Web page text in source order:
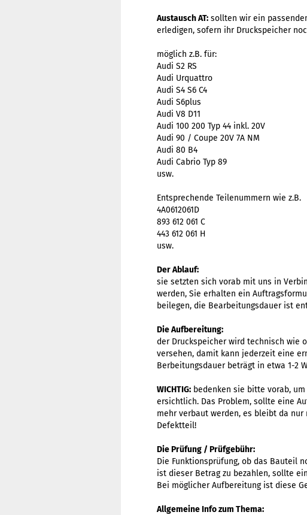
Austausch AT: sollten wir ein
erledigen, sofern ihr Druckspeicher
möglich z.B. für:
Audi S2 RS
Audi Urquattro
Audi S4 S6 C4
Audi S6plus
Audi V8 D11
Audi 100 200 Typ 44 inkl. 20V
Audi 90 / Coupe 20V 7A NM
Audi 80 B4
Audi Cabrio Typ 89
usw.
Entsprechende Teilenummern wie z.B.
4A0612061D
893 612 061 C
443 612 061 H
usw.
Der Ablauf:
sie setzten sich vorab mit uns in
werden, Sie erhalten ein
beilegen, die Bearbeitungsdauer ist
Die Aufbereitung:
der Druckspeicher wird technisch
versehen, damit kann jederzeit eine
Berbeitungsdauer beträgt in etwa 1-2
WICHTIG: bedenken sie bitte vorab,
ersichtlich. Das Problem, sollte eine
mehr verbaut werden, es bleibt da nur
Defektteil!
Die Prüfung / Prüfgebühr:
Die Funktionsprüfung, ob das Bauteil
ist dieser Betrag zu bezahlen, sollte
Bei möglicher Aufbereitung ist diese
Allgemeine Info zum Thema: